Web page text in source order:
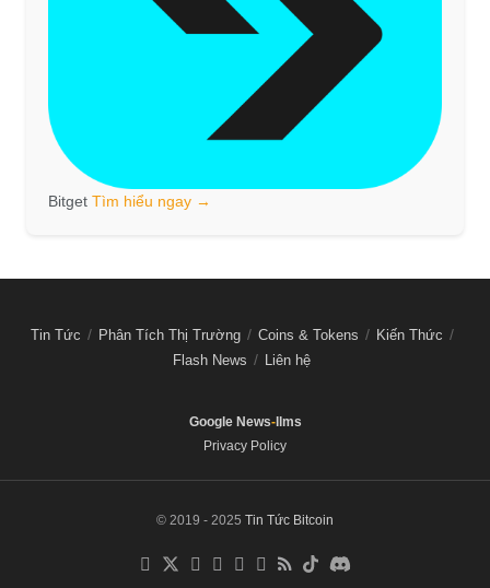
Bitget Tìm hiểu ngay →
Tin Tức Phân Tích Thị Trường Coins & Tokens
Kiến Thức
Flash News
Liên hệ
Google News-llms
Privacy Policy
© 2019 - 2025 Tin Tức Bitcoin